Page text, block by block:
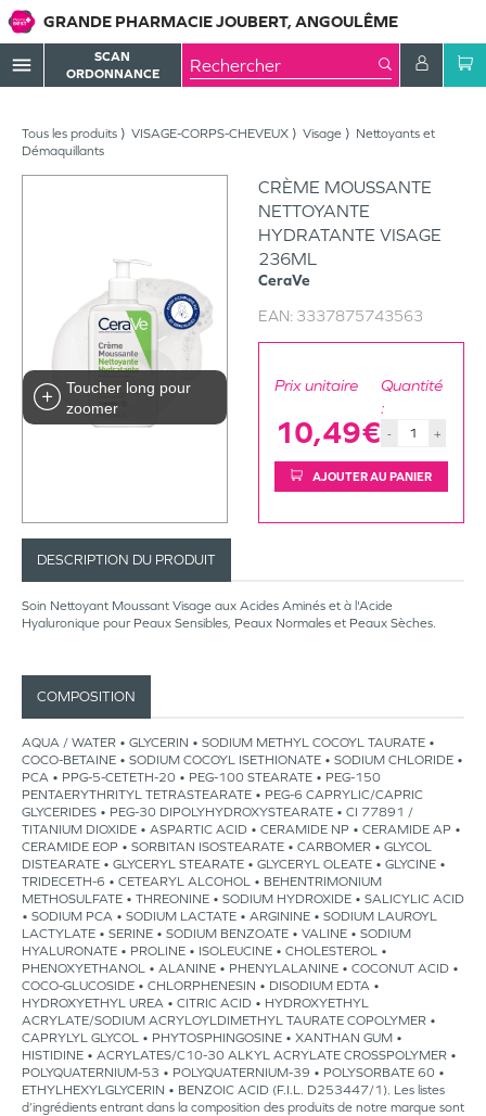
GRANDE PHARMACIE JOUBERT, ANGOULÊME
menu
SCAN
ORDONNANCE
Tous les produits VISAGE-CORPS-CHEVEUX Visage
Nettoyants et
Démaquillants
Toucher long pour
zoomer
CRÈME MOUSSANTE
NETTOYANTE
HYDRATANTE VISAGE
236ML
CeraVe
EAN: 3337875743563
Prix unitaire
10,49€
Quantité
:
- +
AJOUTER AU PANIER
DESCRIPTION DU PRODUIT
Soin Nettoyant Moussant Visage aux Acides Aminés et à l'Acide
Hyaluronique pour Peaux Sensibles, Peaux Normales et Peaux Sèches.
COMPOSITION
AQUA / WATER • GLYCERIN • SODIUM METHYL COCOYL TAURATE •
COCO-BETAINE • SODIUM COCOYL ISETHIONATE • SODIUM CHLORIDE •
PCA • PPG-5-CETETH-20 • PEG-100 STEARATE • PEG-150
PENTAERYTHRITYL TETRASTEARATE • PEG-6 CAPRYLIC/CAPRIC
GLYCERIDES • PEG-30 DIPOLYHYDROXYSTEARATE • CI 77891 /
TITANIUM DIOXIDE • ASPARTIC ACID • CERAMIDE NP • CERAMIDE AP •
CERAMIDE EOP • SORBITAN ISOSTEARATE • CARBOMER • GLYCOL
DISTEARATE • GLYCERYL STEARATE • GLYCERYL OLEATE • GLYCINE •
TRIDECETH-6 • CETEARYL ALCOHOL • BEHENTRIMONIUM
METHOSULFATE • THREONINE • SODIUM HYDROXIDE • SALICYLIC ACID
• SODIUM PCA • SODIUM LACTATE • ARGININE • SODIUM LAUROYL
LACTYLATE • SERINE • SODIUM BENZOATE • VALINE • SODIUM
HYALURONATE • PROLINE • ISOLEUCINE • CHOLESTEROL •
PHENOXYETHANOL • ALANINE • PHENYLALANINE • COCONUT ACID •
COCO-GLUCOSIDE • CHLORPHENESIN • DISODIUM EDTA •
HYDROXYETHYL UREA • CITRIC ACID • HYDROXYETHYL
ACRYLATE/SODIUM ACRYLOYLDIMETHYL TAURATE COPOLYMER •
CAPRYLYL GLYCOL • PHYTOSPHINGOSINE • XANTHAN GUM •
HISTIDINE • ACRYLATES/C10-30 ALKYL ACRYLATE CROSSPOLYMER •
POLYQUATERNIUM-53 • POLYQUATERNIUM-39 • POLYSORBATE 60 •
ETHYLHEXYLGLYCERIN • BENZOIC ACID (F.I.L. D253447/1). Les listes
d’ingrédients entrant dans la composition des produits de notre marque sont